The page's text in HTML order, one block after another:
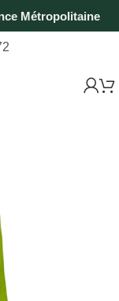
Métropolitaine